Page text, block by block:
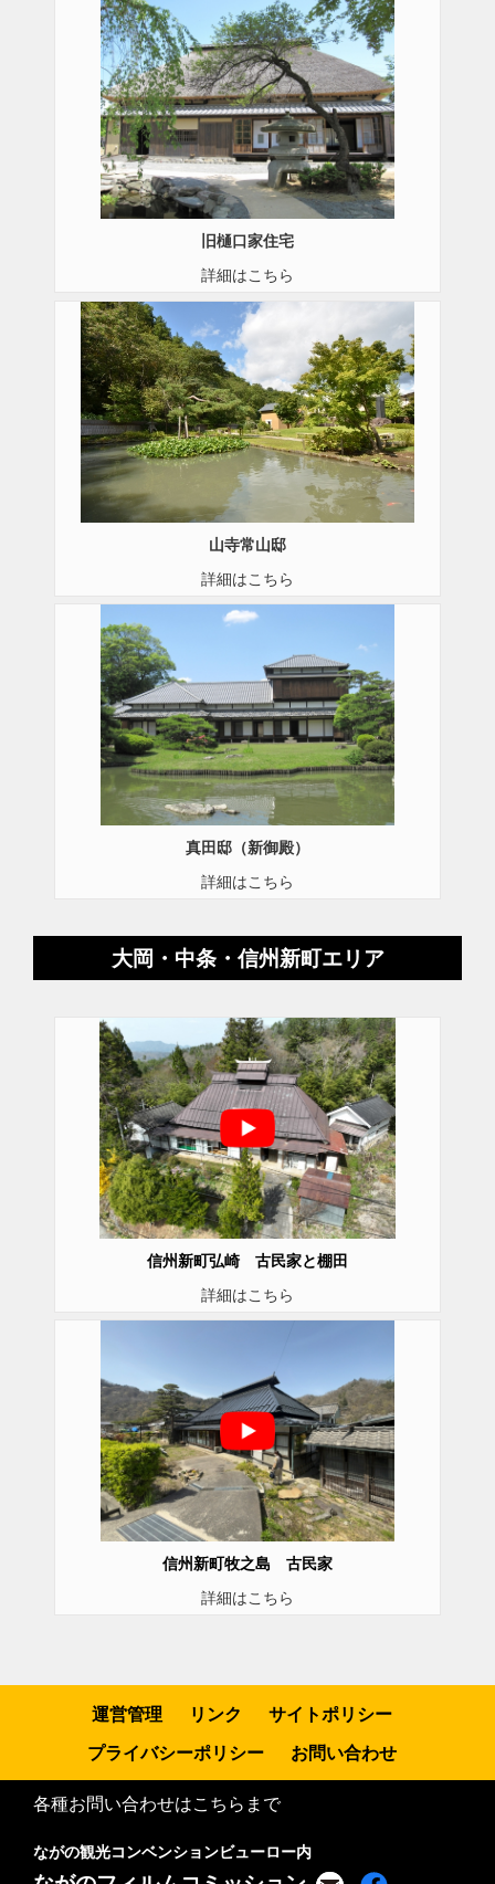
旧樋口家住宅
詳細はこちら
山寺常山邸
詳細はこちら
真田邸（新御殿）
詳細はこちら
大岡・中条・信州新町エリア
信州新町弘崎 古民家と棚田
詳細はこちら
信州新町牧之島 古民家
詳細はこちら
運営管理 リンク
サイトポリシー
プライバシーポリシー
お問い合わせ
各種お問い合わせはこちらまで
ながの観光コンベンションビューロー内